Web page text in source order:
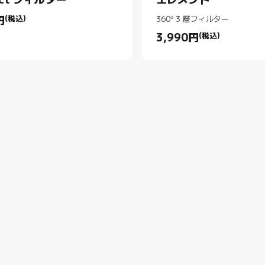
(税込)
円3780.00
360° 3 層フィルター
3,990 円 (税込)
Current Price 円3990.00